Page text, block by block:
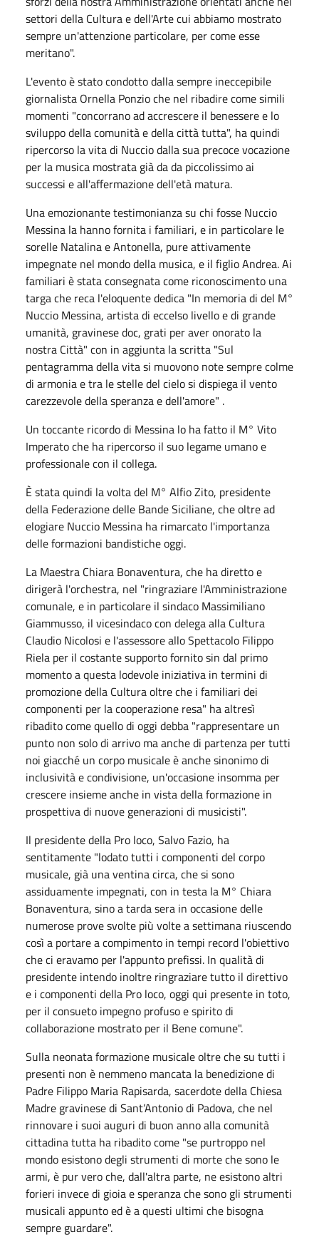
settori della Cultura e dell'Arte cui abbiamo mostrato
sempre un'attenzione particolare, per come esse
meritano".
L'evento è stato condotto dalla sempre ineccepibile
giornalista Ornella Ponzio che nel ribadire come simili
momenti "concorrano ad accrescere il benessere e lo
sviluppo della comunità e della città tutta", ha quindi
ripercorso la vita di Nuccio dalla sua precoce vocazione
per la musica mostrata già da da piccolissimo ai
successi e all'affermazione dell'età matura.
Una emozionante testimonianza su chi fosse Nuccio
Messina la hanno fornita i familiari, e in particolare le
sorelle Natalina e Antonella, pure attivamente
impegnate nel mondo della musica, e il figlio Andrea. Ai
familiari è stata consegnata come riconoscimento una
targa che reca l'eloquente dedica "In memoria di del M°
Nuccio Messina, artista di eccelso livello e di grande
umanità, gravinese doc, grati per aver onorato la
nostra Città" con in aggiunta la scritta "Sul
pentagramma della vita si muovono note sempre colme
di armonia e tra le stelle del cielo si dispiega il vento
carezzevole della speranza e dell'amore" .
Un toccante ricordo di Messina lo ha fatto il M° Vito
Imperato che ha ripercorso il suo legame umano e
professionale con il collega.
È stata quindi la volta del M° Alfio Zito, presidente
della Federazione delle Bande Siciliane, che oltre ad
elogiare Nuccio Messina ha rimarcato l'importanza
delle formazioni bandistiche oggi.
La Maestra Chiara Bonaventura, che ha diretto e
dirigerà l'orchestra, nel "ringraziare l'Amministrazione
comunale, e in particolare il sindaco Massimiliano
Giammusso, il vicesindaco con delega alla Cultura
Claudio Nicolosi e l'assessore allo Spettacolo Filippo
Riela per il costante supporto fornito sin dal primo
momento a questa lodevole iniziativa in termini di
promozione della Cultura oltre che i familiari dei
componenti per la cooperazione resa" ha altresì
ribadito come quello di oggi debba "rappresentare un
punto non solo di arrivo ma anche di partenza per tutti
noi giacché un corpo musicale è anche sinonimo di
inclusività e condivisione, un'occasione insomma per
crescere insieme anche in vista della formazione in
prospettiva di nuove generazioni di musicisti".
Il presidente della Pro loco, Salvo Fazio, ha
sentitamente "lodato tutti i componenti del corpo
musicale, già una ventina circa, che si sono
assiduamente impegnati, con in testa la M° Chiara
Bonaventura, sino a tarda sera in occasione delle
numerose prove svolte più volte a settimana riuscendo
così a portare a compimento in tempi record l'obiettivo
che ci eravamo per l'appunto prefissi. In qualità di
presidente intendo inoltre ringraziare tutto il direttivo
e i componenti della Pro loco, oggi qui presente in toto,
per il consueto impegno profuso e spirito di
collaborazione mostrato per il Bene comune".
Sulla neonata formazione musicale oltre che su tutti i
presenti non è nemmeno mancata la benedizione di
Padre Filippo Maria Rapisarda, sacerdote della Chiesa
Madre gravinese di Sant’Antonio di Padova, che nel
rinnovare i suoi auguri di buon anno alla comunità
cittadina tutta ha ribadito come "se purtroppo nel
mondo esistono degli strumenti di morte che sono le
armi, è pur vero che, dall'altra parte, ne esistono altri
forieri invece di gioia e speranza che sono gli strumenti
musicali appunto ed è a questi ultimi che bisogna
sempre guardare".